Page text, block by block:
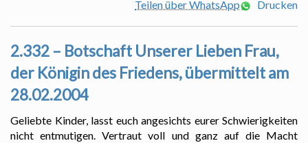
Teilen über WhatsApp
Drucken
2.332 – Botschaft Unserer Lieben Frau,
der Königin des Friedens, übermittelt am
28.02.2004
Geliebte Kinder, lasst euch angesichts eurer Schwierigkeiten
nicht entmutigen. Vertraut voll und ganz auf die Macht